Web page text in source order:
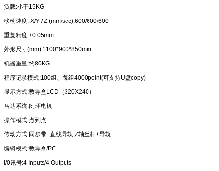
负载:小于15KG
移动速度: X/Y / Z (mm/sec):600/600/600
重复精度:±0.05mm
外形尺寸(mm):1100*900*850mm
机器重量:约80KG
程序记录模式:100组、每组4000point(可支持U盘copy)
显示方式:教导盒LCD（320X240）
马达系统:闭环电机
操作模式:点到点
传动方式:同步带+直线导轨,Z轴丝杆+导轨
编辑模式:教导盒/PC
I/0讯号:4 Inputs/4 Outputs